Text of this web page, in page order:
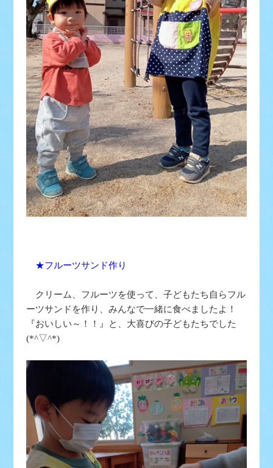
★フルーツサンド作り
クリーム、フルーツを使って、子どもたち自らフル
ーツサンドを作り、みんなで一緒に食べましたよ！
『おいしい～！！』と、大喜びの子どもたちでした
(*^▽^*)